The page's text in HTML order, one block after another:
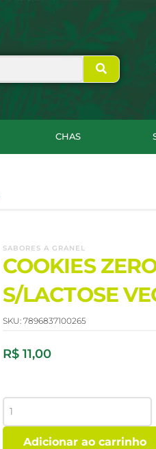
CHAS
SABORES A GRANEL
COOKIES
S/LACTOSE
SKU: 7896837100265
R$11,00
CHOCOLATE
Adicionar ao carrinho